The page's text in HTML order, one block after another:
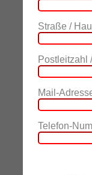
Straße /
Postleitzahl
Mail-
Telefon-